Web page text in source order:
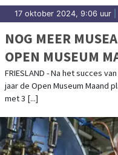
17 oktober 2024, 9:06 uur
NOG MEER
OPEN MUSEUM
FRIESLAND - Na het succes
jaar de Open Museum Maand
met 3 [...]